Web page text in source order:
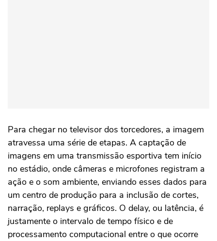
Para chegar no televisor dos torcedores, a imagem
atravessa uma série de etapas. A captação de
imagens em uma transmissão esportiva tem início
no estádio, onde câmeras e microfones registram a
ação e o som ambiente, enviando esses dados para
um centro de produção para a inclusão de cortes,
narração, replays e gráficos. O delay, ou latência, é
justamente o intervalo de tempo físico e de
processamento computacional entre o que ocorre